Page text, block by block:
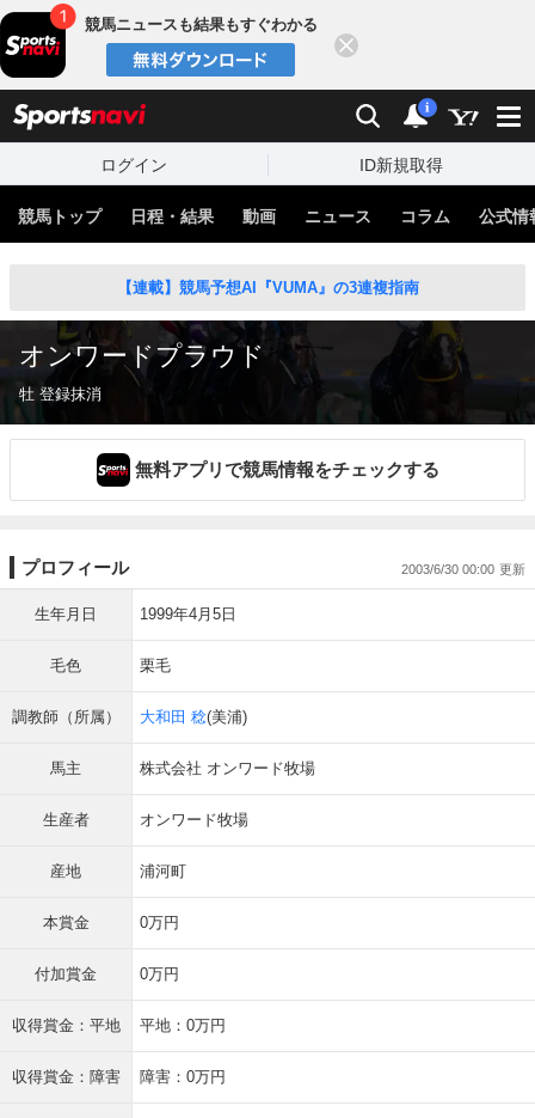
競馬ニュースも結果もすぐわかる
検索 通知
i
ログイン ID新規取得
競馬トップ 日程・結果 動画 ニュース コラム 公式情
【連載】競馬予想AI『VUMA』の3連複指南
オンワードプラウド
牡 登録抹消
無料アプリで競馬情報をチェックする
プロフィール 2003/6/30 00:00
生年月日 1999年4月5日
毛色 栗毛
調教師（所属） 大和田 稔(美浦)
馬主 株式会社 オンワード牧場
生産者 オンワード牧場
産地 浦河町
本賞金 0万円
付加賞金 0万円
収得賞金：平地 平地：0万円
収得賞金：障害 障害：0万円